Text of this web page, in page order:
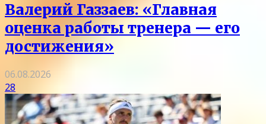
Валерий Газзаев: «Главная
оценка работы тренера — его
достижения»
06.08.2026
28